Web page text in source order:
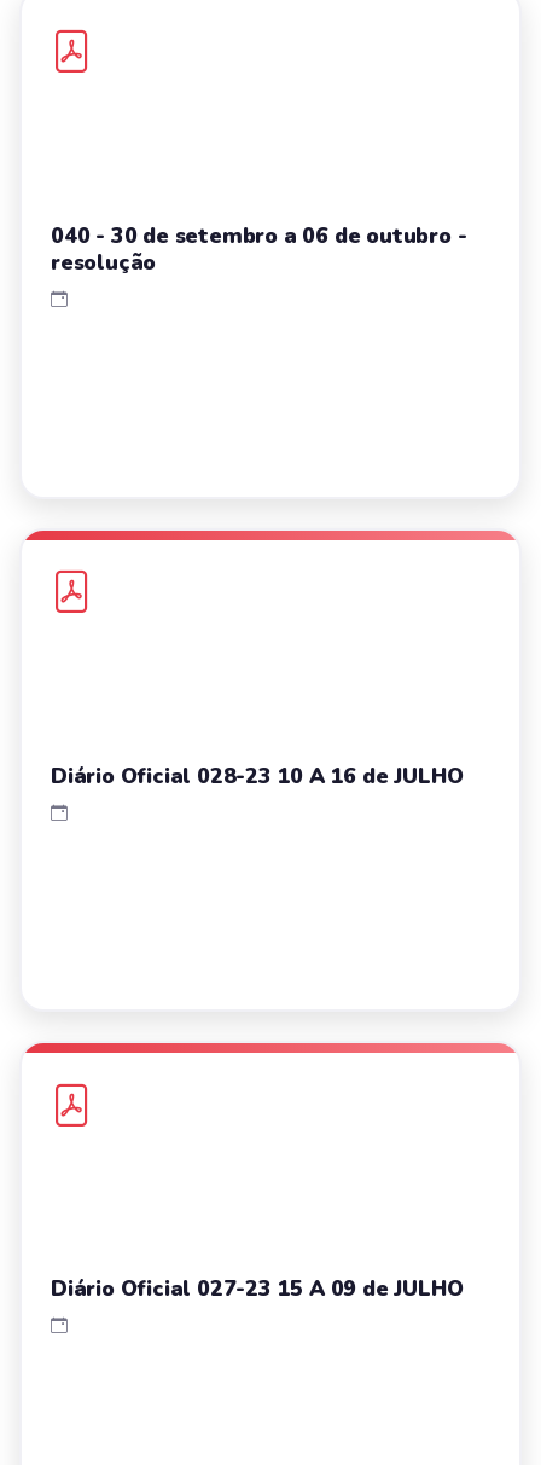
040 - 30 de setembro a 06 de outubro -
resolução
Diário Oficial 028-23 10 A 16 de JULHO
Diário Oficial 027-23 15 A 09 de JULHO